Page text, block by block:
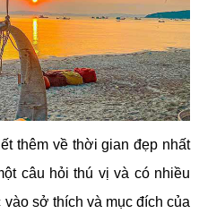
thêm về thời gian đẹp nhất
câu hỏi thú vị và có nhiều
sở thích và mục đích của